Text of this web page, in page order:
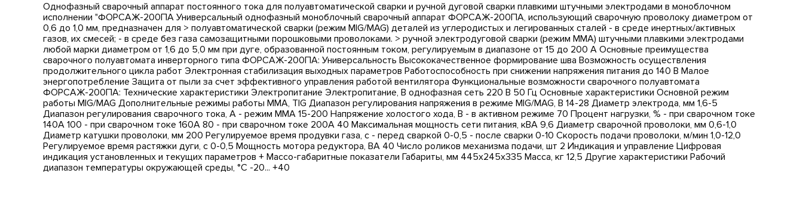
Однофазный сварочный аппарат постоянного тока для полуавтоматической сварки и ручной дуговой сварки плавкими штучными электродами в моноблочном
исполнении "ФОРСАЖ-200ПА Универсальный однофазный моноблочный сварочный аппарат ФОРСАЖ-200ПА, использующий сварочную проволоку диаметром от
0,6 до 1,0 мм, предназначен для > полуавтоматической сварки (режим MIG/MAG) деталей из углеродистых и легированных сталей - в среде инертных/активных
газов, их смесей; - в среде без газа самозащитными порошковыми проволоками. > ручной электродуговой сварки (режим ММА) штучными плавкими электродами
любой марки диаметром от 1,6 до 5,0 мм при дуге, образованной постоянным током, регулируемым в диапазоне от 15 до 200 А Основные преимущества
сварочного полуавтомата инверторного типа ФОРСАЖ-200ПА: Универсальность Высококачественное формирование шва Возможность осуществления
продолжительного цикла работ Электронная стабилизация выходных параметров Работоспособность при снижении напряжения питания до 140 В Малое
энергопотребление Защита от пыли за счет эффективного управления работой вентилятора Функциональные возможности сварочного полуавтомата
ФОРСАЖ-200ПА: Технические характеристики Электропитание Электропитание, В однофазная сеть 220 В 50 Гц Основные характеристики Основной режим
работы MIG/MAG Дополнительные режимы работы MMA, TIG Диапазон регулирования напряжения в режиме MIG/MAG, В 14-28 Диаметр электрода, мм 1,6-5
Диапазон регулирования сварочного тока, А - режим ММА 15-200 Напряжение холостого хода, В - в активном режиме 70 Процент нагрузки, % - при сварочном токе
140А 100 - при сварочном токе 160А 80 - при сварочном токе 200А 40 Максимальная мощность сети питания, кВА 9,6 Диаметр сварочной проволоки, мм 0,6-1,0
Диаметр катушки проволоки, мм 200 Регулируемое время продувки газа, с - перед сваркой 0-0,5 - после сварки 0-10 Скорость подачи проволоки, м/мин 1,0-12,0
Регулируемое время растяжки дуги, с 0-0,5 Мощность мотора редуктора, ВА 40 Число роликов механизма подачи, шт 2 Индикация и управление Цифровая
индикация установленных и текущих параметров + Массо-габаритные показатели Габариты, мм 445х245х335 Масса, кг 12,5 Другие характеристики Рабочий
диапазон температуры окружающей среды, °С -20... +40